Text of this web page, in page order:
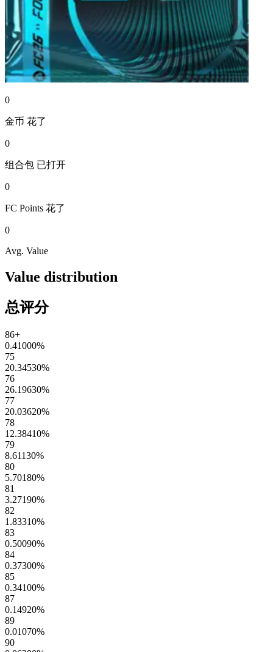
0
金币 花了
0
组合包 已打开
0
FC Points 花了
0
Avg. Value
Value distribution
总评分
86+
0.41000%
75
20.34530%
76
26.19630%
77
20.03620%
78
12.38410%
79
8.61130%
80
5.70180%
81
3.27190%
82
1.83310%
83
0.50090%
84
0.37300%
85
0.34100%
87
0.14920%
89
0.01070%
90